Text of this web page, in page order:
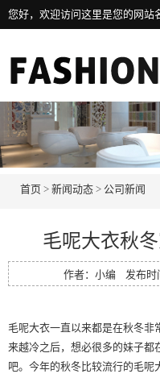
您好，欢迎访问这里是您的网站
首页 > 新闻动态 > 公司新闻
毛呢大衣秋
作者：小编 发布时
毛呢大衣一直以来都是在秋冬
来越冷之后，想必很多的妹子都
吧。今年的秋冬比较流行的毛